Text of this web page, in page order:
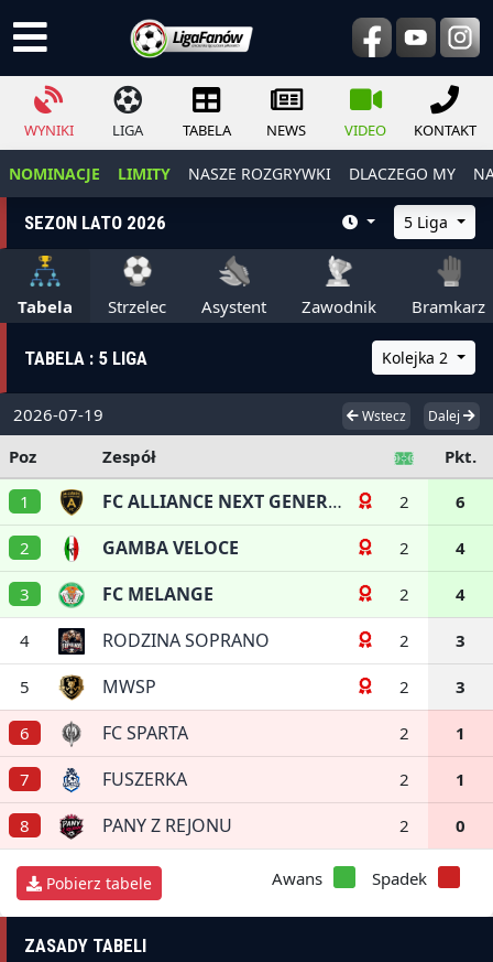
WYNIKI LIGA TABELA NEWS VIDEO KONTAKT
NOMINACJE LIMITY NASZE ROZGRYWKI DLACZEGO MY
SEZON LATO 2026 5 Liga
Tabela Strzelec Asystent Zawodnik Bramkarz
TABELA : 5 LIGA Kolejka 2
2026-07-19 Wstecz Dalej
Poz Zespół Pkt.
1 FC ALLIANCE NEXT GENERATION 2 6
2 GAMBA VELOCE 2 4
3 FC MELANGE 2 4
4 RODZINA SOPRANO 2 3
5 MWSP 2 3
6 FC SPARTA 2 1
7 FUSZERKA 2 1
8 PANY Z REJONU 2 0
Pobierz tabele Spadek
Awans
ZASADY TABELI